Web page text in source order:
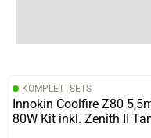
KOMPLETTSETS
Innokin Coolfire Z80
80W Kit inkl. Zenith II